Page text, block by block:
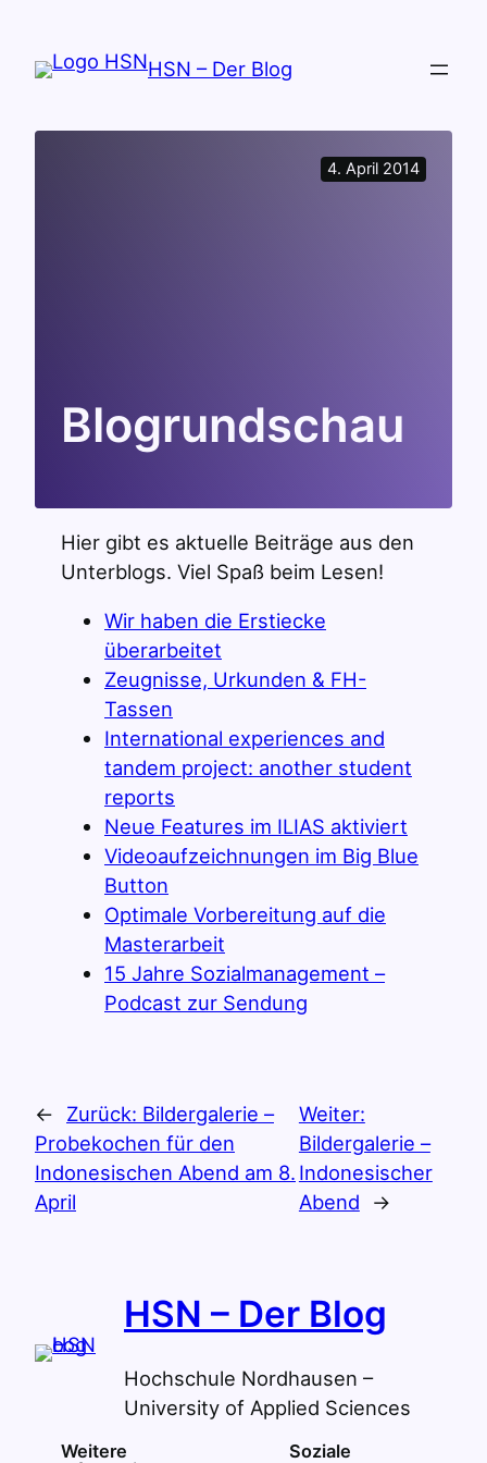
Inhalt
springen
HSN – Der Blog
4. April 2014
Blogrundschau
Hier gibt es aktuelle Beiträge aus den
Unterblogs. Viel Spaß beim Lesen!
Wir haben die Erstiecke
überarbeitet
Zeugnisse, Urkunden & FH-
Tassen
International experiences and
tandem project: another student
reports
Neue Features im ILIAS aktiviert
Videoaufzeichnungen im Big Blue
Button
Optimale Vorbereitung auf die
Masterarbeit
15 Jahre Sozialmanagement –
Podcast zur Sendung
← Zurück: Bildergalerie –
Probekochen für den
Indonesischen Abend am 8.
April
Weiter:
Bildergalerie –
Indonesischer
Abend
→
HSN – Der Blog
Hochschule Nordhausen –
University of Applied Sciences
Weitere
Soziale